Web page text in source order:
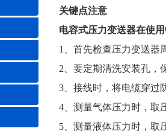
关键点注意
电容式压力变送器在使用
1、首先检查压力变送器周
2、要定期清洗安装孔
3、接线时，将电缆
4、测量气体压力时
5、测量液体压力时，